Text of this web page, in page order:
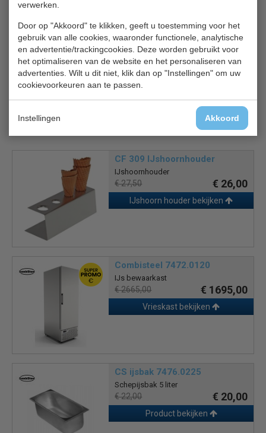
verwerken.
Door op "Akkoord" te klikken, geeft u toestemming voor het
gebruik van alle cookies, waaronder functionele, analytische
en advertentie/trackingcookies. Deze worden gebruikt voor
het optimaliseren van de website en het personaliseren van
advertenties. Wilt u dit niet, klik dan op "Instellingen" om uw
cookievoorkeuren aan te passen.
Instellingen Akkoord
De consumptie temperatuur van het schepijs ligt vele
malen lager dan de bewaar temperatuur van het schepijs,
houd er rekening mee dat het ijs 's nachts in een (speciale)
ijs-bewaarkoeling opgeslagen moet worden op een
temperatuur van minimaal -21 ºC
CF 309 IJshoornhouder
IJshoornhouder
€ 27,50 € 26,00
IJshoorn houder bekijken
Combisteel 7472.0120
IJs bewaarkast
€ 2665,00 € 1695,00
Vrieskast bekijken
CS ijsbak 7476.0225
Schepijsbak 5 liter
€ 22,00 € 20,00
Product bekijken